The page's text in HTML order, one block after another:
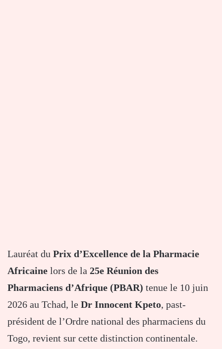
Lauréat du Prix d’Excellence de la Pharmacie
Africaine lors de la 25e Réunion des
Pharmaciens d’Afrique (PBAR) tenue le 10 juin
2026 au Tchad, le Dr Innocent Kpeto, past-
président de l’Ordre national des pharmaciens du
Togo, revient sur cette distinction continentale.